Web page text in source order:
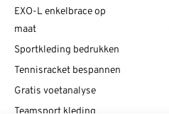
EXO-L enkelbrace op
maat
Sportkleding bedrukken
Tennisracket bespannen
Gratis voetanalyse
Teamsport kleding